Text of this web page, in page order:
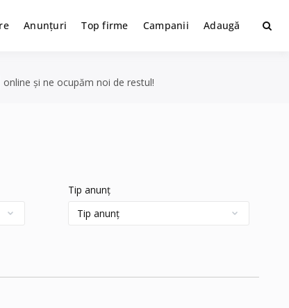
Anunțuri Top firme Campanii Adaugă
online și ne ocupăm noi de restul!
Tip anunț